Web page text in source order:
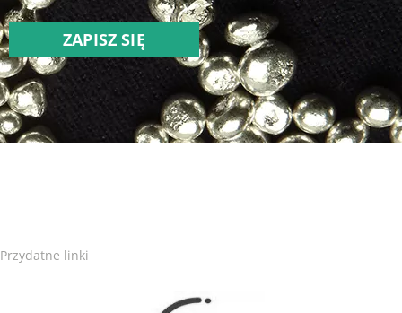
ZAPISZ SIĘ
Przydatne linki